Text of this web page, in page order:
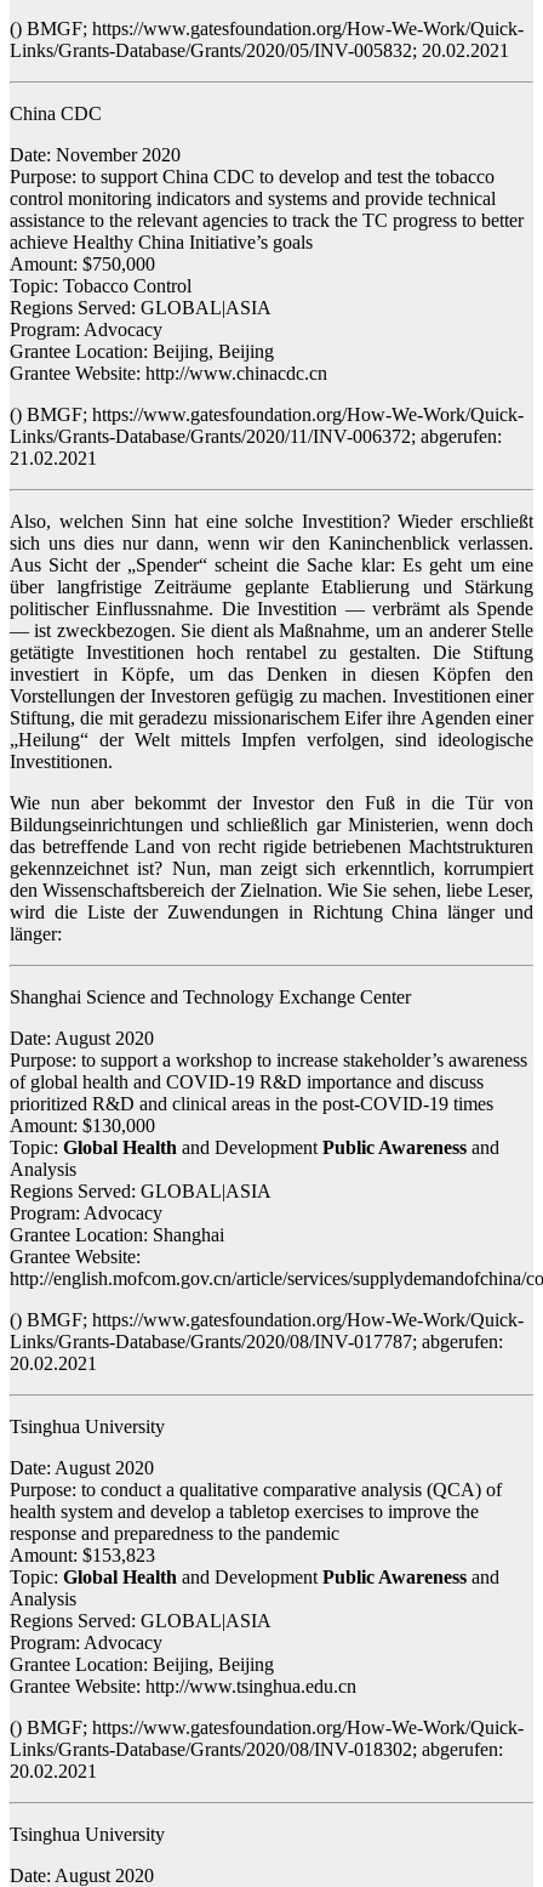
() BMGF; https://www.gatesfoundation.org/How-We-Work/Quick-
Links/Grants-Database/Grants/2020/05/INV-005832; 20.02.2021
China CDC
Date: November 2020
Purpose: to support China CDC to develop and test the tobacco
control monitoring indicators and systems and provide technical
assistance to the relevant agencies to track the TC progress to better
achieve Healthy China Initiative’s goals
Amount: $750,000
Topic: Tobacco Control
Regions Served: GLOBAL|ASIA
Program: Advocacy
Grantee Location: Beijing, Beijing
Grantee Website: http://www.chinacdc.cn
() BMGF; https://www.gatesfoundation.org/How-We-Work/Quick-
Links/Grants-Database/Grants/2020/11/INV-006372; abgerufen:
21.02.2021
Also, welchen Sinn hat eine solche Investition? Wieder erschließt
sich uns dies nur dann, wenn wir den Kaninchenblick verlassen.
Aus Sicht der „Spender“ scheint die Sache klar: Es geht um eine
über langfristige Zeiträume geplante Etablierung und Stärkung
politischer Einflussnahme. Die Investition — verbrämt als Spende
— ist zweckbezogen. Sie dient als Maßnahme, um an anderer Stelle
getätigte Investitionen hoch rentabel zu gestalten. Die Stiftung
investiert in Köpfe, um das Denken in diesen Köpfen den
Vorstellungen der Investoren gefügig zu machen. Investitionen einer
Stiftung, die mit geradezu missionarischem Eifer ihre Agenden einer
„Heilung“ der Welt mittels Impfen verfolgen, sind ideologische
Investitionen.
Wie nun aber bekommt der Investor den Fuß in die Tür von
Bildungseinrichtungen und schließlich gar Ministerien, wenn doch
das betreffende Land von recht rigide betriebenen Machtstrukturen
gekennzeichnet ist? Nun, man zeigt sich erkenntlich, korrumpiert
den Wissenschaftsbereich der Zielnation. Wie Sie sehen, liebe Leser,
wird die Liste der Zuwendungen in Richtung China länger und
länger:
Shanghai Science and Technology Exchange Center
Date: August 2020
Purpose: to support a workshop to increase stakeholder’s awareness
of global health and COVID-19 R&D importance and discuss
prioritized R&D and clinical areas in the post-COVID-19 times
Amount: $130,000
Topic: Global Health and DevelopmentPublic Awareness and
Analysis
Regions Served: GLOBAL|ASIA
Program: Advocacy
Grantee Location: Shanghai
Grantee Website:
http://english.mofcom.gov.cn/article/services/supplydemandofchina/
() BMGF; https://www.gatesfoundation.org/How-We-Work/Quick-
Links/Grants-Database/Grants/2020/08/INV-017787; abgerufen:
20.02.2021
Tsinghua University
Date: August 2020
Purpose: to conduct a qualitative comparative analysis (QCA) of
health system and develop a tabletop exercises to improve the
response and preparedness to the pandemic
Amount: $153,823
Topic: Global Health and DevelopmentPublic Awareness and
Analysis
Regions Served: GLOBAL|ASIA
Program: Advocacy
Grantee Location: Beijing, Beijing
Grantee Website: http://www.tsinghua.edu.cn
() BMGF; https://www.gatesfoundation.org/How-We-Work/Quick-
Links/Grants-Database/Grants/2020/08/INV-018302; abgerufen:
20.02.2021
Tsinghua University
Date: August 2020